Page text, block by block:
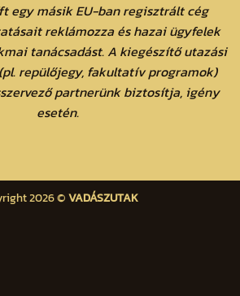
egy másik EU-ban regisztrált cég
reklámozza és hazai ügyfelek
tanácsadást. A kiegészítő utazási
repülőjegy, fakultatív programok)
partnerünk biztosítja, igény
esetén.
2026 ©VADÁSZUTAK